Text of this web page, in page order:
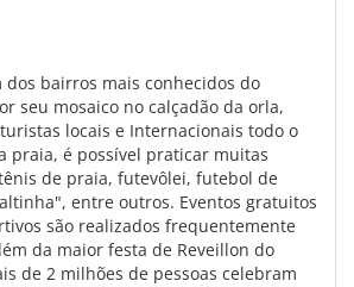
dos bairros mais conhecidos do
seu mosaico no calçadão da orla,
locais e Internacionais todo o
praia, é possível praticar muitas
de praia, futevôlei, futebol de
entre outros. Eventos gratuitos
são realizados frequentemente
da maior festa de Reveillon do
de 2 milhões de pessoas celebram